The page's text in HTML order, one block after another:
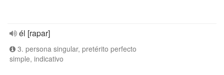
él [rapar]
3. persona singular, pretérito perfecto
simple, indicativo